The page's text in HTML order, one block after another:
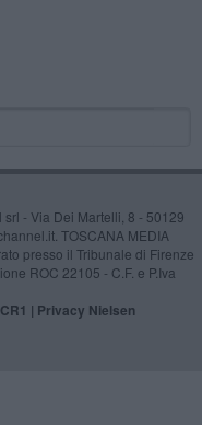
- Via Dei Martelli, 8 - 50129
TOSCANA MEDIA
presso il Tribunale di Firenze
ROC 22105 - C.F. e P.Iva
| Privacy Nielsen